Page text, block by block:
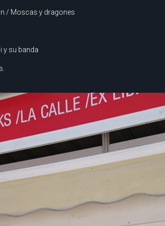
/ Moscas y dragones
y su banda